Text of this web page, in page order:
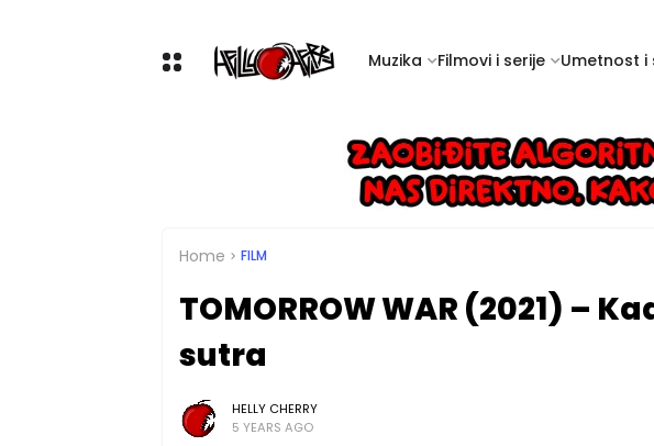
Muzika Filmovi i serije Umetnost i
Home FILM
TOMORROW WAR (2021) –
sutra
HELLY CHERRY
5 YEARS AGO